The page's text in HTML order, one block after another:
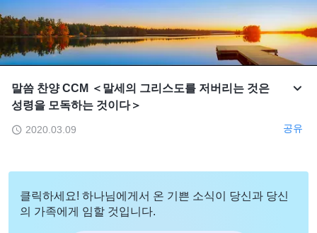
말씀 찬양 CCM ＜말세의 그리스도를 저버리는 것은
성령을 모독하는 것이다＞
2020.03.09 공유
클릭하세요! 하나님에게서 온 기쁜 소식이 당신과 당신
의 가족에게 임할 것입니다.